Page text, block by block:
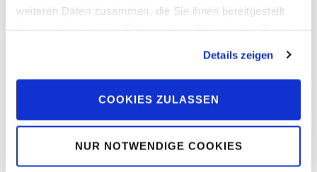
weiteren Daten zusammen, die Sie ihnen bereitgestellt
Details zeigen
COOKIES ZULASSEN
NUR NOTWENDIGE COOKIES
[/threecol_one_last]